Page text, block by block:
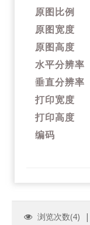
原图比例
原图宽度
原图高度
水平分辨率
垂直分辨率
打印宽度
打印高度
编码
浏览次数(4) |